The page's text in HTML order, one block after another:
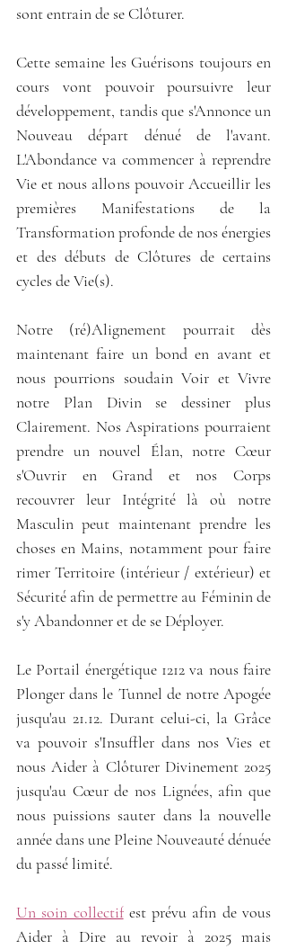
sont entrain de se Clôturer.
Cette semaine les Guérisons toujours en
cours vont pouvoir poursuivre leur
développement, tandis que s'Annonce un
Nouveau départ dénué de l'avant.
L'Abondance va commencer à reprendre
Vie et nous allons pouvoir Accueillir les
premières Manifestations de la
Transformation profonde de nos énergies
et des débuts de Clôtures de certains
cycles de Vie(s).
Notre (ré)Alignement pourrait dès
maintenant faire un bond en avant et
nous pourrions soudain Voir et Vivre
notre Plan Divin se dessiner plus
Clairement. Nos Aspirations pourraient
prendre un nouvel Élan, notre Cœur
s'Ouvrir en Grand et nos Corps
recouvrer leur Intégrité là où notre
Masculin peut maintenant prendre les
choses en Mains, notamment pour faire
rimer Territoire (intérieur / extérieur) et
Sécurité afin de permettre au Féminin de
s'y Abandonner et de se Déployer.
Le Portail énergétique 1212 va nous faire
Plonger dans le Tunnel de notre Apogée
jusqu'au 21.12. Durant celui-ci, la Grâce
va pouvoir s'Insuffler dans nos Vies et
nous Aider à Clôturer Divinement 2025
jusqu'au Cœur de nos Lignées, afin que
nous puissions sauter dans la nouvelle
année dans une Pleine Nouveauté dénuée
du passé limité.
Un soin collectif est prévu afin de vous
Aider à Dire au revoir à 2025 mais